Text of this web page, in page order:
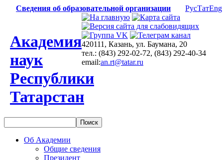
Сведения об образовательной организации РусТатEng
Академия
наук
Республики
Татарстан
420111, Казань, ул. Баумана, 20
тел.: (843) 292-02-72, (843) 292-40-34
email:an.rt@tatar.ru
Об Академии
Общие сведения
Президент